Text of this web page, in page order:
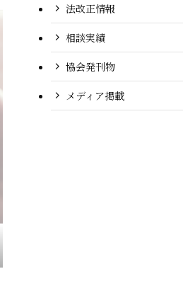
法改正情報
相談実績
協会発刊物
メディア掲載